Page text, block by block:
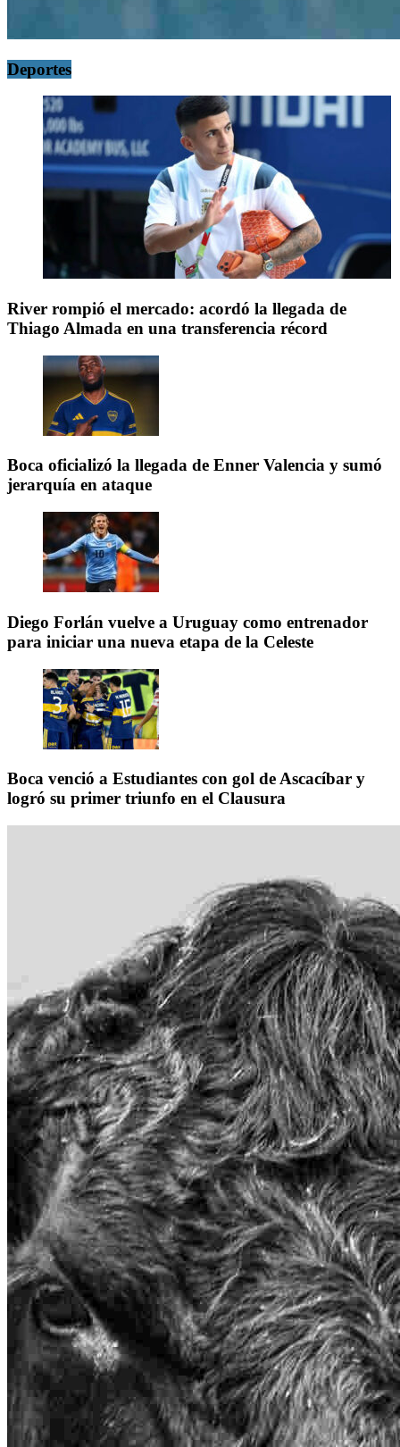
Deportes
River rompió el mercado: acordó la llegada de
Thiago Almada en una transferencia récord
Boca oficializó la llegada de Enner Valencia y sumó
jerarquía en ataque
Diego Forlán vuelve a Uruguay como entrenador
para iniciar una nueva etapa de la Celeste
Boca venció a Estudiantes con gol de Ascacíbar y
logró su primer triunfo en el Clausura